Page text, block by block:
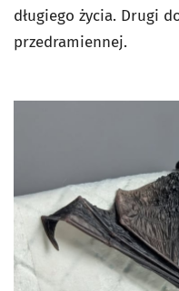
długiego życia. Drugi
przedramiennej.